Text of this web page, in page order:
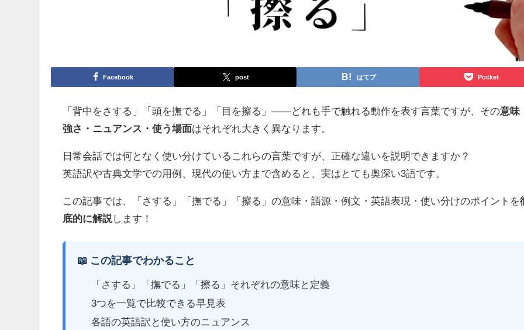
Facebook post はてブ Pocket
「背中をさする」「頭を撫でる」「目を擦る」——どれも手で触れる動作を表す言葉ですが、その意味
強さ・ニュアンス・使う場面はそれぞれ大きく異なります。
日常会話では何となく使い分けているこれらの言葉ですが、正確な違いを説明できますか？
英語訳や古典文学での用例、現代の使い方まで含めると、実はとても奥深い3語です。
この記事では、「さする」「撫でる」「擦る」の意味・語源・例文・英語表現・使い分けのポイントを
底的に解説 します！
📖 この記事でわかること
「さする」「撫でる」「擦る」それぞれの意味と定義
3つを一覧で比較できる早見表
各語の英語訳と使い方のニュアンス